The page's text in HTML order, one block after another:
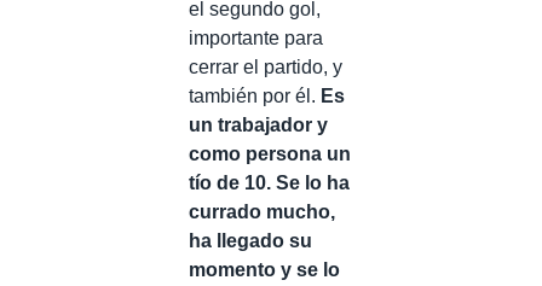
el segundo gol,
importante para
cerrar el partido, y
también por él. Es
un trabajador y
como persona un
tío de 10. Se lo ha
currado mucho,
ha llegado su
momento y se lo